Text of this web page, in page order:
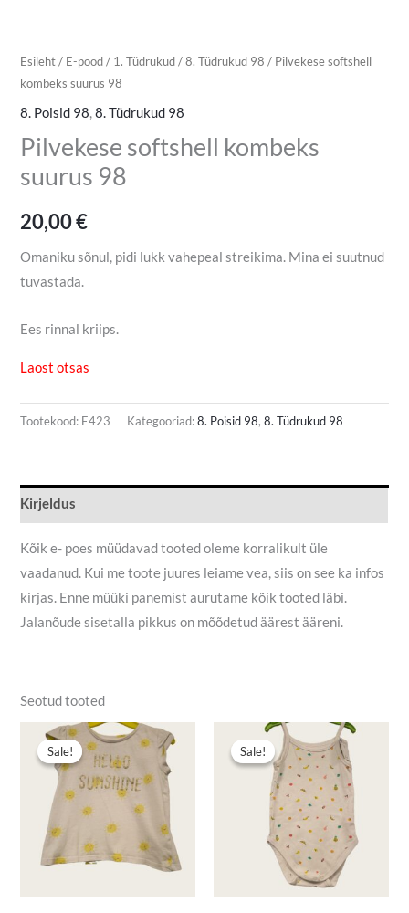
Esileht/ E-pood/ 1. Tüdrukud/8. Tüdrukud 98 / Pilvekese softshell
kombeks suurus 98
8. Poisid 98,8. Tüdrukud 98
Pilvekese softshell kombeks
suurus 98
20,00€
Omaniku sõnul, pidi lukk vahepeal streikima. Mina ei suutnud
tuvastada.
Ees rinnal kriips.
Laost otsas
Tootekood: E423 Kategooriad:8. Poisid 98,8. Tüdrukud 98
Kirjeldus
Kõik e- poes müüdavad tooted oleme korralikult üle
vaadanud. Kui me toote juures leiame vea, siis on see ka infos
kirjas. Enne müüki panemist aurutame kõik tooted läbi.
Jalanõude sisetalla pikkus on mõõdetud äärest ääreni.
Seotud tooted
Sale!
Sale!
Algne
hind
oli:
2,90 €.
Praegune
hind
on:
1,50 €.
Sale!
Sale!
Algne
hind
oli:
2,90 €.
Praegune
hind
on:
1,50 €.